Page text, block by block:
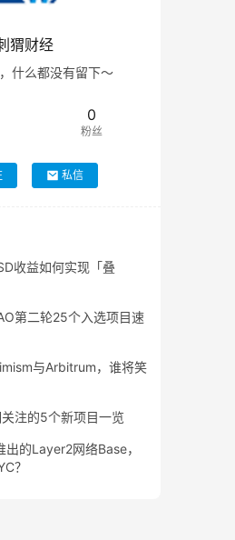
猬财经
什么都没有留下～
0
粉丝
私信
收益如何实现「叠
第二轮25个入选项目速
与Arbitrum，谁将笑
注的5个新项目一览
的Layer2网络Base，
？